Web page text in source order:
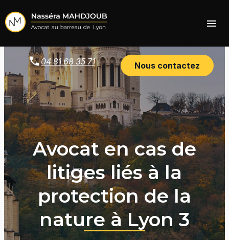
menu
04 81 68 35 71 Nous contactez
Avocat en cas de
litiges liés à la
protection de la
nature à Lyon 3